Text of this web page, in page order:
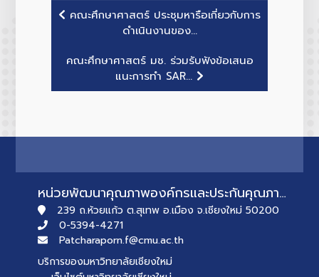
คณะศึกษาศาสตร์ ประชุมหารือเกี่ยวกับการ
ดำเนินงานของ...
คณะศึกษาศาสตร์ มช. ร่วมรับฟังข้อเสนอ
แนะการทำ SAR...
หน่วยพัฒนาคุณภาพองค์กรและประกันคุณภาพการศึกษา
239 ถ.ห้วยแก้ว ต.สุเทพ อ.เมือง จ.เชียงใหม่ 50200
0-5394-4271
Patcharaporn.f@cmu.ac.th
บริการของมหาวิทยาลัยเชียงใหม่